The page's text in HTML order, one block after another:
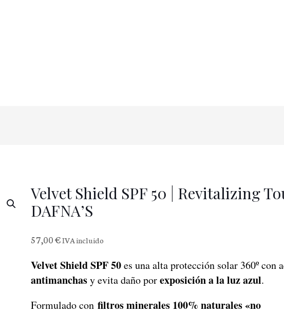
Velvet Shield SPF 50 | Revitalizing
DAFNA’S
57,00€IVA incluido
Velvet Shield SPF 50es una alta protección solar 360º con
antimanchasy evita daño porexposición a la luz azul.
Formulado con filtros minerales 100% naturales «no